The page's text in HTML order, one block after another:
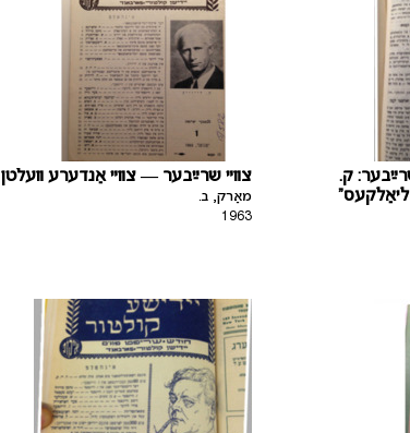
צװײ שרײַבער — צװײ אַנדערע װעלטן
מאַרק, ב.
1963
ק.